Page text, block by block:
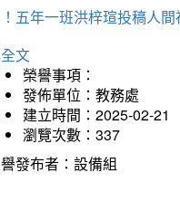
五年一班洪梓瑄投稿人
文
榮譽事項：
發佈單位：教務處
建立時間：2025-02-21
瀏覽次數：337
發布者：設備組